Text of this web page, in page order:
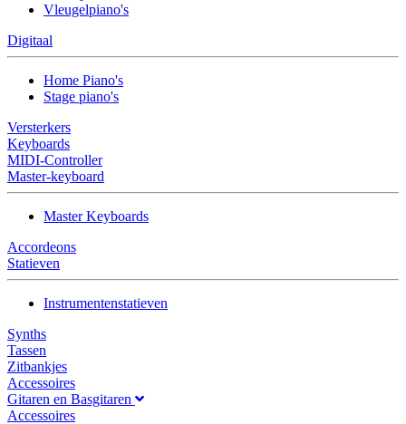
Vleugelpiano's
Digitaal
Home Piano's
Stage piano's
Versterkers
Keyboards
MIDI-Controller
Master-keyboard
Master Keyboards
Accordeons
Statieven
Instrumentenstatieven
Synths
Tassen
Zitbankjes
Accessoires
Gitaren en Basgitaren
Accessoires